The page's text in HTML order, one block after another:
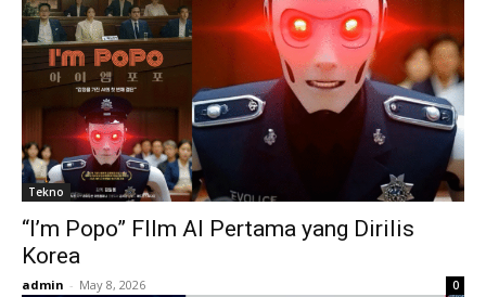
Tekno
“I’m Popo” FIlm AI Pertama yang Dirilis
Korea
admin - May 8, 2026 0